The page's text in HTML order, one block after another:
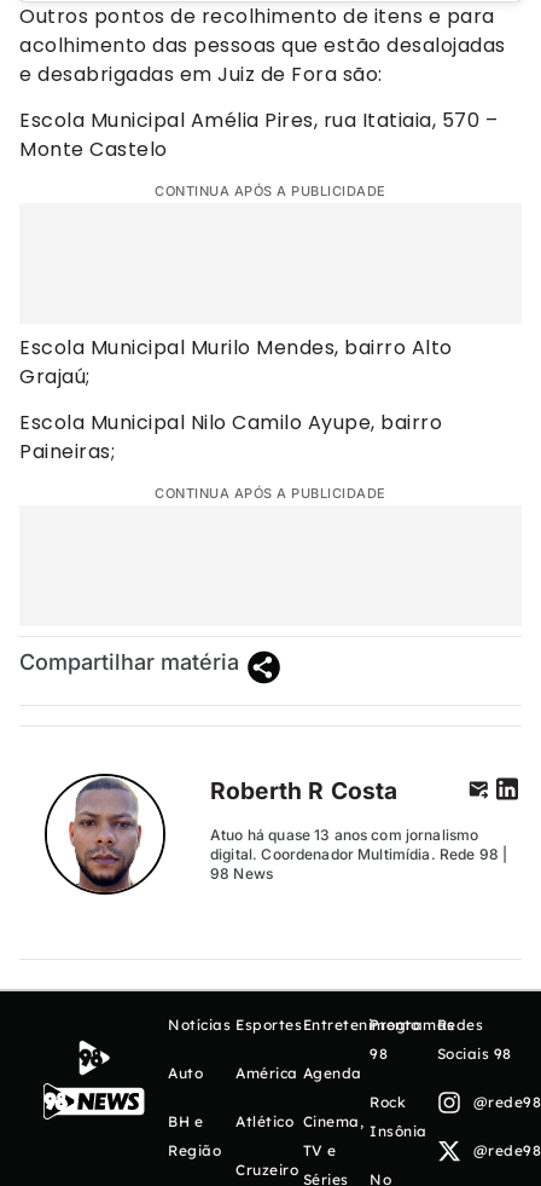
Outros pontos de recolhimento de itens e para
acolhimento das pessoas que estão desalojadas
e desabrigadas em Juiz de Fora são:
Escola Municipal Amélia Pires, rua Itatiaia, 570 –
Monte Castelo
CONTINUA APÓS A PUBLICIDADE
Escola Municipal Murilo Mendes, bairro Alto
Grajaú;
Escola Municipal Nilo Camilo Ayupe, bairro
Paineiras;
CONTINUA APÓS A PUBLICIDADE
Compartilhar matéria
Roberth R Costa
Atuo há quase 13 anos com jornalismo
digital. Coordenador Multimídia. Rede 98 |
98 News
Notícias
Auto
BH e
Região
Esportes
América
Atlético
Cruzeiro
Entretenimento
Agenda
Cinema,
TV e
Séries
Programas
98
Rock
Insônia
No
Redes
Sociais 98